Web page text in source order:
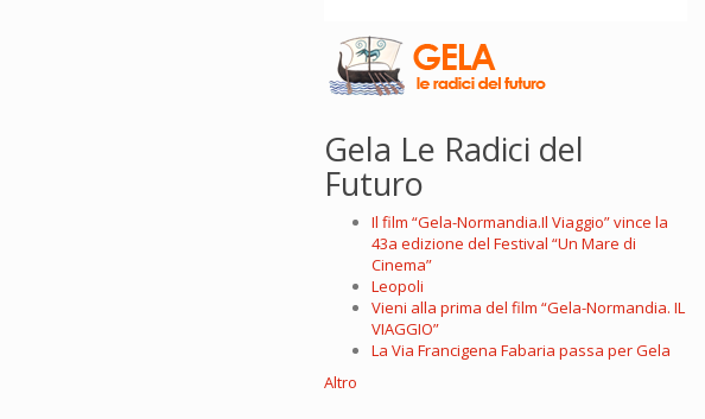
Gela Le Radici del
Futuro
Il film “Gela-Normandia.Il Viaggio” vince la
43a edizione del Festival “Un Mare di
Cinema”
Leopoli
Vieni alla prima del film “Gela-Normandia. IL
VIAGGIO”
La Via Francigena Fabaria passa per Gela
Altro